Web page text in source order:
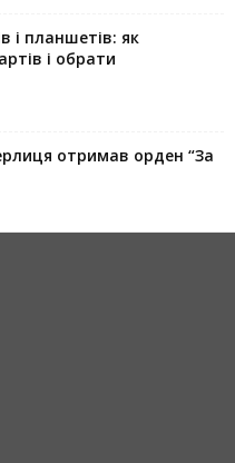
і планшетів: як
і обрати
отримав орден “За